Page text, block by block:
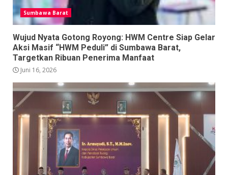
Sumbawa Barat
Wujud Nyata Gotong Royong: HWM Centre Siap Gelar
Aksi Masif “HWM Peduli” di Sumbawa Barat,
Targetkan Ribuan Penerima Manfaat
Juni 16, 2026